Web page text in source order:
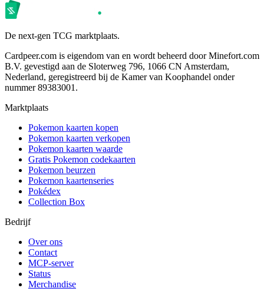
De next-gen TCG marktplaats.
Cardpeer.com is eigendom van en wordt beheerd door Minefort.com
B.V. gevestigd aan de Sloterweg 796, 1066 CN Amsterdam,
Nederland, geregistreerd bij de Kamer van Koophandel onder
nummer 89383001.
Marktplaats
Pokemon kaarten kopen
Pokemon kaarten verkopen
Pokemon kaarten waarde
Gratis Pokemon codekaarten
Pokemon beurzen
Pokemon kaartenseries
Pokédex
Collection Box
Bedrijf
Over ons
Contact
MCP-server
Status
Merchandise